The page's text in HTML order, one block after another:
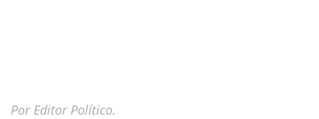
Por Editor Político.